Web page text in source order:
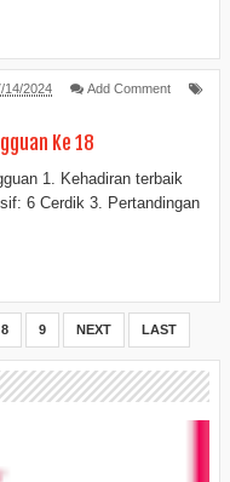
14/2024
Add Comment
Ke 18
1. Kehadiran terbaik
6 Cerdik 3. Pertandingan
8 9 NEXT LAST